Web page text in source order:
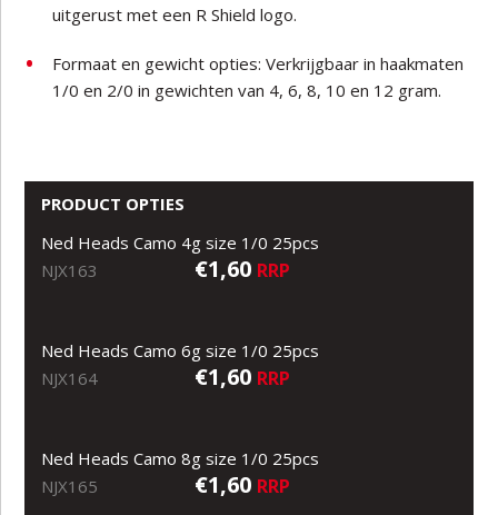
uitgerust met een R Shield logo.
Formaat en gewicht opties: Verkrijgbaar in haakmaten
1/0 en 2/0 in gewichten van 4, 6, 8, 10 en 12 gram.
PRODUCT OPTIES
Ned Heads Camo 4g size 1/0 25pcs
NJX163
€1,60 RRP
Ned Heads Camo 6g size 1/0 25pcs
NJX164
€1,60 RRP
Ned Heads Camo 8g size 1/0 25pcs
NJX165
€1,60 RRP